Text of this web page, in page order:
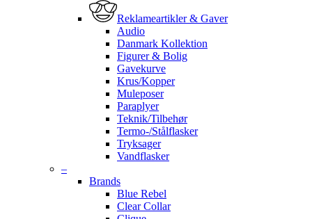
Reklameartikler & Gaver
Audio
Danmark Kollektion
Figurer & Bolig
Gavekurve
Krus/Kopper
Muleposer
Paraplyer
Teknik/Tilbehør
Termo-/Stålflasker
Tryksager
Vandflasker
–
Brands
Blue Rebel
Clear Collar